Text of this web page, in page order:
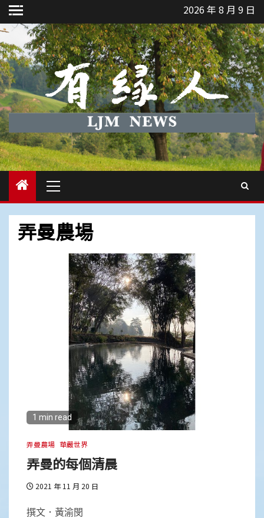
Skip
to
content
2026 年 8 月 9 日
Menu
弄曼農場
1 min read
弄曼農場 華嚴世界
弄曼的每個清晨
2021 年 11 月 20 日
撰文．黃渝閔